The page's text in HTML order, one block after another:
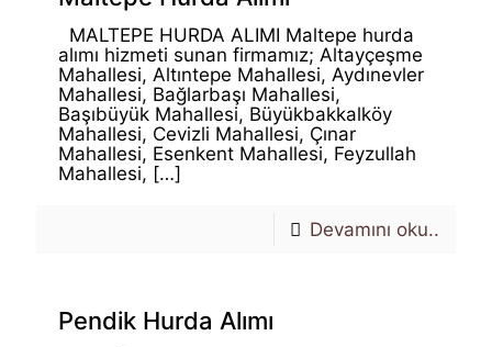
MALTEPE HURDA ALIMI Maltepe hurda
alımı hizmeti sunan firmamız; Altayçeşme
Mahallesi, Altıntepe Mahallesi, Aydınevler
Mahallesi, Bağlarbaşı Mahallesi,
Başıbüyük Mahallesi, Büyükbakkalköy
Mahallesi, Cevizli Mahallesi, Çınar
Mahallesi, Esenkent Mahallesi, Feyzullah
Mahallesi, […]
Devamını oku..
Pendik Hurda Alımı